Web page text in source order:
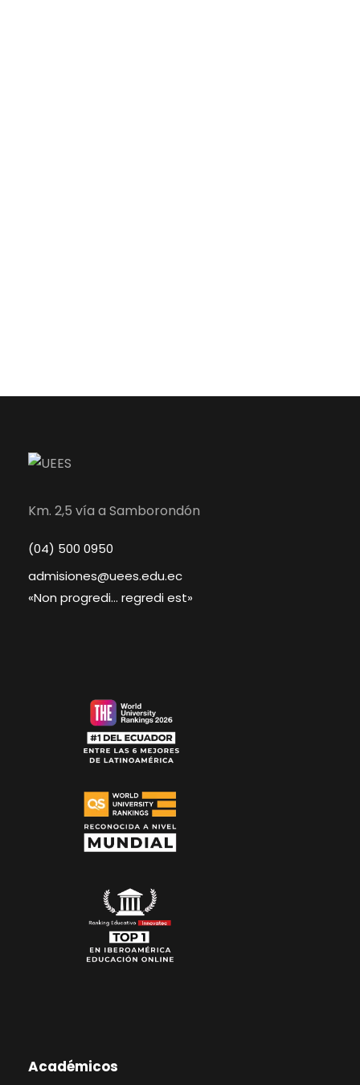
Km. 2,5 vía a Samborondón
(04) 500 0950
admisiones@uees.edu.ec
«Non progredi… regredi est»
Académicos